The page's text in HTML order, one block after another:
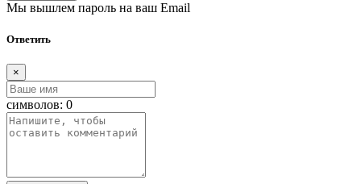
Мы вышлем пароль на ваш Email
Ответить
×
символов: 0